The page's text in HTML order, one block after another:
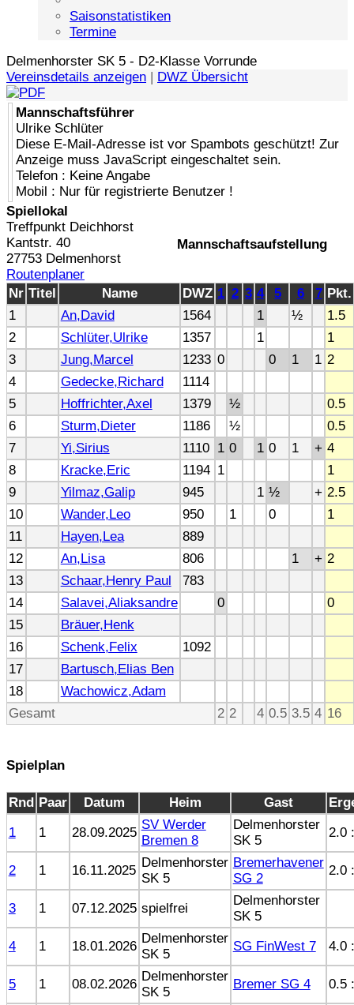
Saisonstatistiken
Termine
Delmenhorster SK 5 - D2-Klasse Vorrunde
Vereinsdetails anzeigen | DWZ Übersicht
Mannschaftsführer
Ulrike Schlüter
Diese E-Mail-Adresse ist vor Spambots geschützt! Zur
Anzeige muss JavaScript eingeschaltet sein.
Telefon : Keine Angabe
Mobil : Nur für registrierte Benutzer !
Spiellokal
Treffpunkt Deichhorst
Kantstr. 40
27753 Delmenhorst
Routenplaner
Mannschaftsaufstellung
Nr Titel Name DWZ 1 2 3 4 5 6 7 Pkt.
1
An,David 1564 1 ½
1.5
2
Schlüter,Ulrike 1357 1
1
3
Jung,Marcel 1233 0 0 1 1 2
4
Gedecke,Richard
1114
5
Hoffrichter,Axel 1379 ½
0.5
6
Sturm,Dieter 1186 ½
0.5
7
Yi,Sirius 1110 1 0 1 0 1 + 4
8
Kracke,Eric 1194 1
1
9
Yilmaz,Galip 945 1 ½ + 2.5
10
Wander,Leo 950 1 0
1
11
Hayen,Lea
889
12
An,Lisa 806 1 + 2
13
Schaar,Henry Paul
783
14
Salavei,Aliaksandre 0
0
15
Bräuer,Henk
16
Schenk,Felix
1092
17
Bartusch,Elias Ben
18
Wachowicz,Adam
Gesamt
2 2 4 0.5 3.5 4 16
Spielplan
Rnd Paar Datum Heim Gast
1
1 28.09.2025
SV Werder
Bremen 8
Delmenhorster
SK 5
2.0
2 1 16.11.2025
Delmenhorster
SK 5
Bremerhavener
SG 2
2.0
3 1 07.12.2025 spielfrei
Delmenhorster
SK 5
4
1 18.01.2026
Delmenhorster
SK 5
SG FinWest 7 4.0
5 1 08.02.2026
Delmenhorster
SK 5
Bremer SG 4 0.5